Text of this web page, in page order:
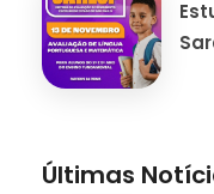
Últimas